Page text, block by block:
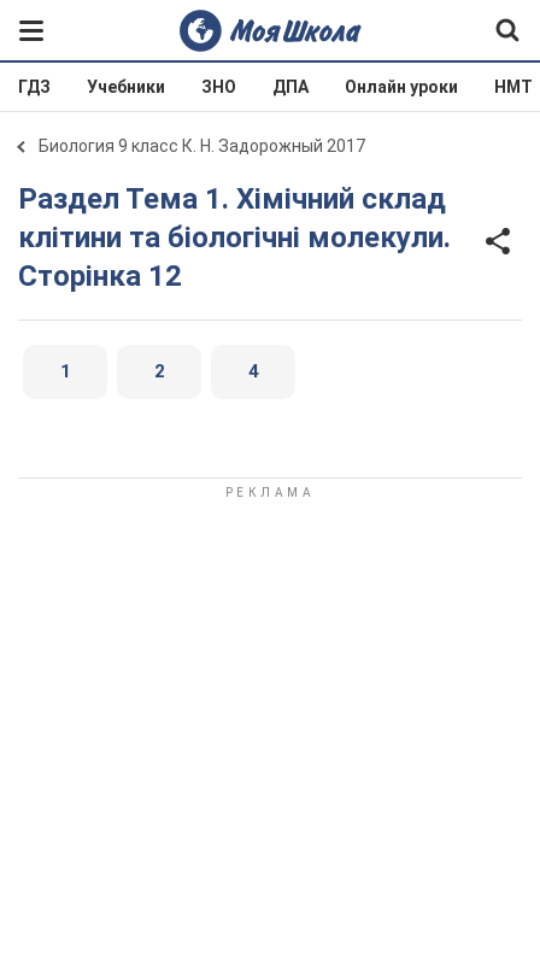
ГДЗ Учебники ЗНО ДПА Онлайн уроки НМТ
Биология 9 класс К. Н. Задорожный 2017
Раздел Тема 1. Хімічний склад
клітини та біологічні молекули.
Сторінка 12
1 2 4